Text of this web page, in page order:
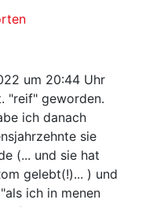
um 20:44 Uhr
"reif" geworden.
ich danach
sie
(... und sie hat
gelebt(!)... ) und
ich in menen